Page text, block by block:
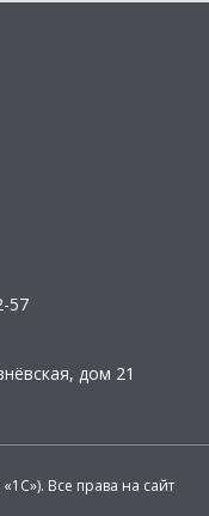
57
дом 21
Все права на сайт